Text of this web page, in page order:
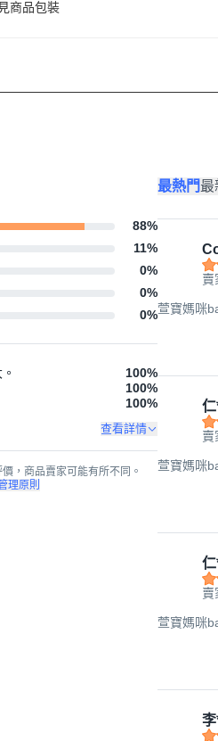
商品包裝
88%
11%
0%
0%
0%
100%
100%
100%
查看詳情
，商品賣家可能有所不同。
理原則
最熱門最
賣
萱寶媽咪
賣
萱寶媽咪
賣
萱寶媽咪